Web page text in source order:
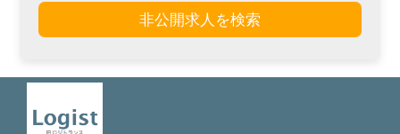
非公開求人を検索